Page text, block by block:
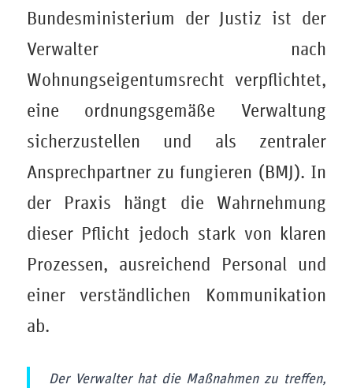
Bundesministerium der Justiz ist der
Verwalter nach
Wohnungseigentumsrecht verpflichtet,
eine ordnungsgemäße Verwaltung
sicherzustellen und als zentraler
Ansprechpartner zu fungieren (BMJ). In
der Praxis hängt die Wahrnehmung
dieser Pflicht jedoch stark von klaren
Prozessen, ausreichend Personal und
einer verständlichen Kommunikation
ab.
Der Verwalter hat die Maßnahmen zu treffen,